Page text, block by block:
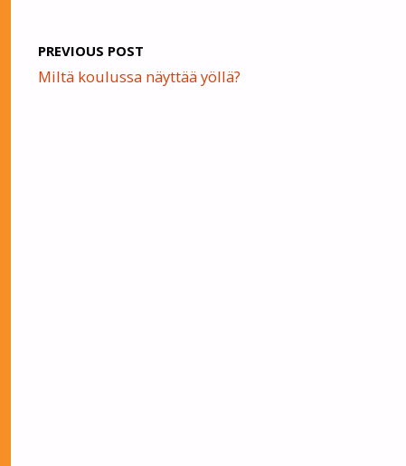
PREVIOUS POST
Miltä koulussa näyttää yöllä?